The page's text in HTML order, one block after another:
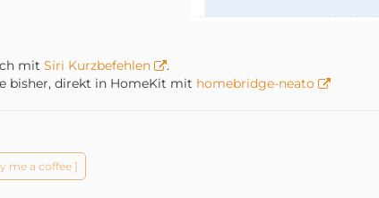
mit Siri Kurzbefehlen
.
bisher, direkt in HomeKit mit homebridge-neato
me a coffee ]